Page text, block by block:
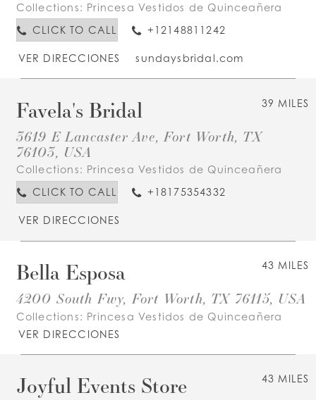
Collections: Princesa Vestidos de Quinceañera
CLICK TO CALL
+12148811242
VER DIRECCIONES sundaysbridal.com
39 MILES
Favela's Bridal
3619 E Lancaster Ave, Fort Worth, TX
76103, USA
Collections: Princesa Vestidos de Quinceañera
CLICK TO CALL
+18175354332
VER DIRECCIONES
43 MILES
Bella Esposa
4200 South Fwy, Fort Worth, TX 76115, USA
Collections: Princesa Vestidos de Quinceañera
VER DIRECCIONES
43 MILES
Joyful Events Store